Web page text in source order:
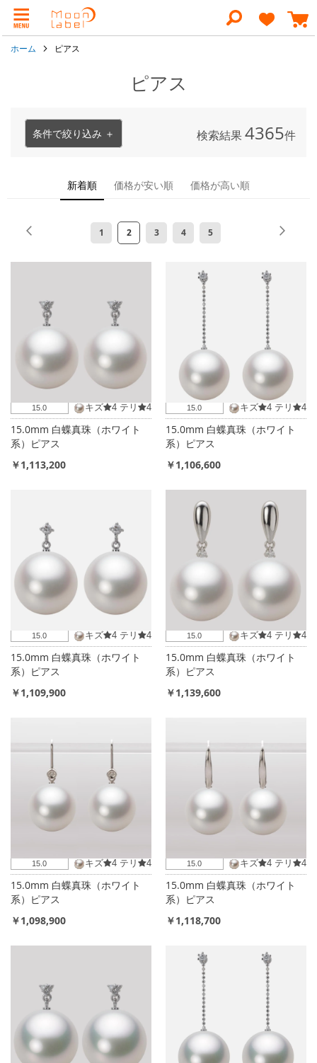
ン
テ
ン
検
索
ホーム ピアス
ピアス
検索結果4365件
新着順 価格が安い順 価格が高い順
ペ
ー
ペ1
ペ
で
い
ま
す
2
ペ
3
ペ
4
ペ
ジ
5
15.0 キズ 4 テリ 4
15.0mm 白蝶真珠（ホワイト
系）ピアス
￥1,113,200
15.0 キズ 4 テリ 4
15.0mm 白蝶真珠（ホワイト
系）ピアス
￥1,106,600
15.0 キズ 4 テリ 4
15.0mm 白蝶真珠（ホワイト
系）ピアス
￥1,109,900
15.0 キズ 4 テリ 4
15.0mm 白蝶真珠（ホワイト
系）ピアス
￥1,139,600
15.0 キズ 4 テリ 4
15.0mm 白蝶真珠（ホワイト
系）ピアス
￥1,098,900
15.0 キズ 4 テリ 4
15.0mm 白蝶真珠（ホワイト
系）ピアス
￥1,118,700
条件で絞り込み ＋